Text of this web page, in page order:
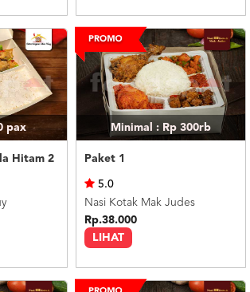
pax
Hitam 2
Minimal : Rp 300rb
Paket 1
LIHAT
5.0
Nasi Kotak Mak Judes
Rp.38.000